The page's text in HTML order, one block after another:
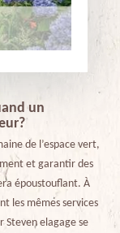
un
de l’espace vert,
et garantir des
époustouflant. À
les mêmes services
elagage se